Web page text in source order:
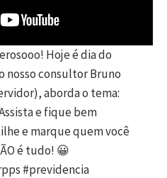
Hoje é dia do
nosso consultor Bruno
aborda o tema:
Assista e fique bem
e marque quem você
é tudo! 😀
#previdencia